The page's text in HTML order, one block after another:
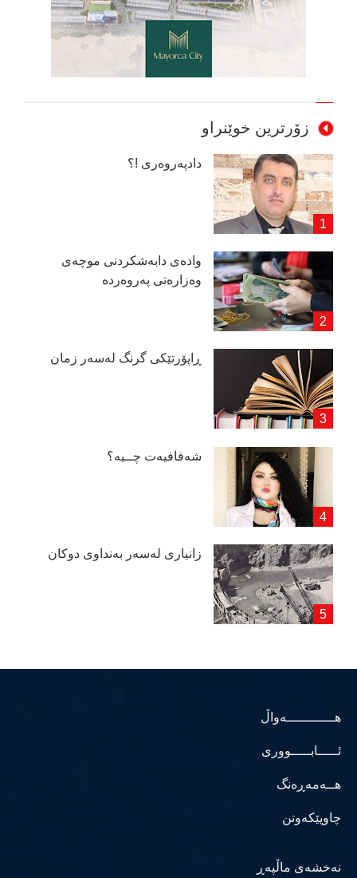
زۆرترین خوێنراو
دادپەروەری !؟
وادەی دابەشكردنی موچەی
وەزارەتی پەروەردە
ڕاپۆرتێكی گرنگ لەسەر زمان
شەفافیەت چــیە؟
زانیاری لەسەر بەنداوی دوكان
هــــــــــــەواڵ
ئـــــابـــــووری
هــەمەڕەنگ
چاوپێکەوتن
نەخشەی ماڵپەڕ